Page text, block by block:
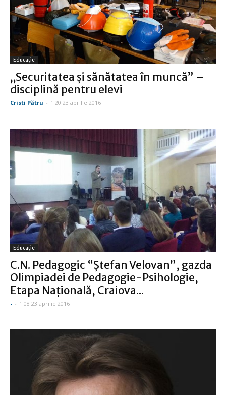
Educație
„Securitatea şi sănătatea în muncă” –
disciplină pentru elevi
Cristi Pătru - 1:20 23 aprilie 2016
Educație
C.N. Pedagogic “Ştefan Velovan”, gazda
Olimpiadei de Pedagogie-Psihologie,
Etapa Naţională, Craiova...
- - 1:08 23 aprilie 2016